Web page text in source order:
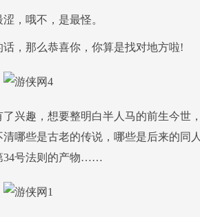
，哦不，是最怪。
，那么恭喜你，你算是找对地方啦!
兴趣，想要整明白半人马的前生今世
哪些是古老的传说，哪些是后来的同
34号法则的产物……